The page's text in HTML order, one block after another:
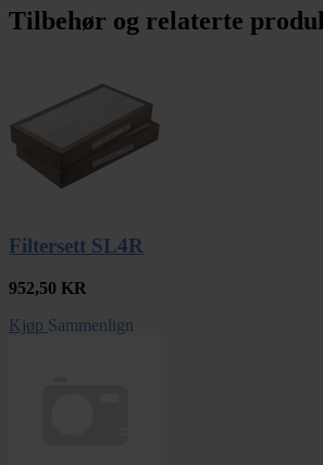
Tilbehør og relaterte
Filtersett SL4R
952,50 KR
Kjøp Sammenlign